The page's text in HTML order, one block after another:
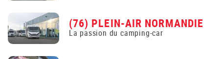
(76) PLEIN-AIR NORMANDIE
La passion du camping-car